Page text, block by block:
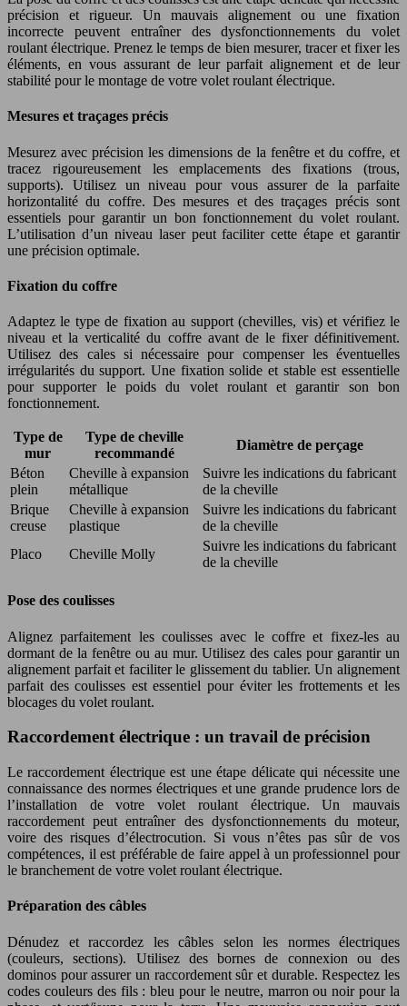
précision et rigueur. Un mauvais alignement ou une fixation
incorrecte peuvent entraîner des dysfonctionnements du volet
roulant électrique. Prenez le temps de bien mesurer, tracer et fixer les
éléments, en vous assurant de leur parfait alignement et de leur
stabilité pour le montage de votre volet roulant électrique.
Mesures et traçages précis
Mesurez avec précision les dimensions de la fenêtre et du coffre, et
tracez rigoureusement les emplacements des fixations (trous,
supports). Utilisez un niveau pour vous assurer de la parfaite
horizontalité du coffre. Des mesures et des traçages précis sont
essentiels pour garantir un bon fonctionnement du volet roulant.
L’utilisation d’un niveau laser peut faciliter cette étape et garantir
une précision optimale.
Fixation du coffre
Adaptez le type de fixation au support (chevilles, vis) et vérifiez le
niveau et la verticalité du coffre avant de le fixer définitivement.
Utilisez des cales si nécessaire pour compenser les éventuelles
irrégularités du support. Une fixation solide et stable est essentielle
pour supporter le poids du volet roulant et garantir son bon
fonctionnement.
Type de
mur
Type de cheville
recommandé
Diamètre de perçage
Béton
plein
Cheville à expansion
métallique
Suivre les indications du fabricant
de la cheville
Brique
creuse
Cheville à expansion
plastique
Suivre les indications du fabricant
de la cheville
Placo
Cheville Molly
Suivre les indications du fabricant
de la cheville
Pose des coulisses
Alignez parfaitement les coulisses avec le coffre et fixez-les au
dormant de la fenêtre ou au mur. Utilisez des cales pour garantir un
alignement parfait et faciliter le glissement du tablier. Un alignement
parfait des coulisses est essentiel pour éviter les frottements et les
blocages du volet roulant.
Raccordement électrique : un travail de précision
Le raccordement électrique est une étape délicate qui nécessite une
connaissance des normes électriques et une grande prudence lors de
l’installation de votre volet roulant électrique. Un mauvais
raccordement peut entraîner des dysfonctionnements du moteur,
voire des risques d’électrocution. Si vous n’êtes pas sûr de vos
compétences, il est préférable de faire appel à un professionnel pour
le branchement de votre volet roulant électrique.
Préparation des câbles
Dénudez et raccordez les câbles selon les normes électriques
(couleurs, sections). Utilisez des bornes de connexion ou des
dominos pour assurer un raccordement sûr et durable. Respectez les
codes couleurs des fils : bleu pour le neutre, marron ou noir pour la